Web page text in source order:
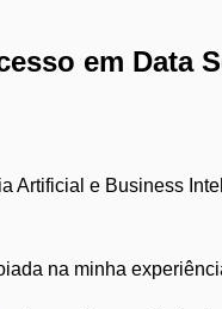
em Data
Artificial e Business
na minha